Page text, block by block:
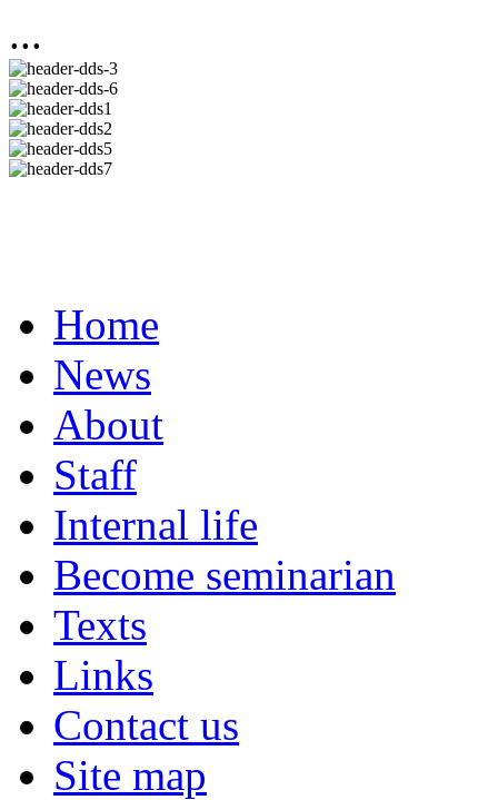
...
Home
News
About
Staff
Internal life
Become seminarian
Texts
Links
Contact us
Site map